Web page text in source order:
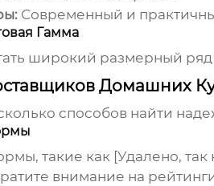
Современный и
Гамма
широкий размерный ряд
Домашних
способов найти
такие как [Удалено,
внимание на